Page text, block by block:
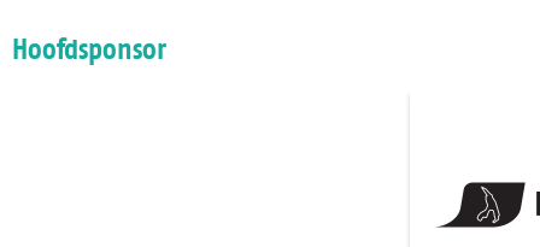
Hoofdsponsor